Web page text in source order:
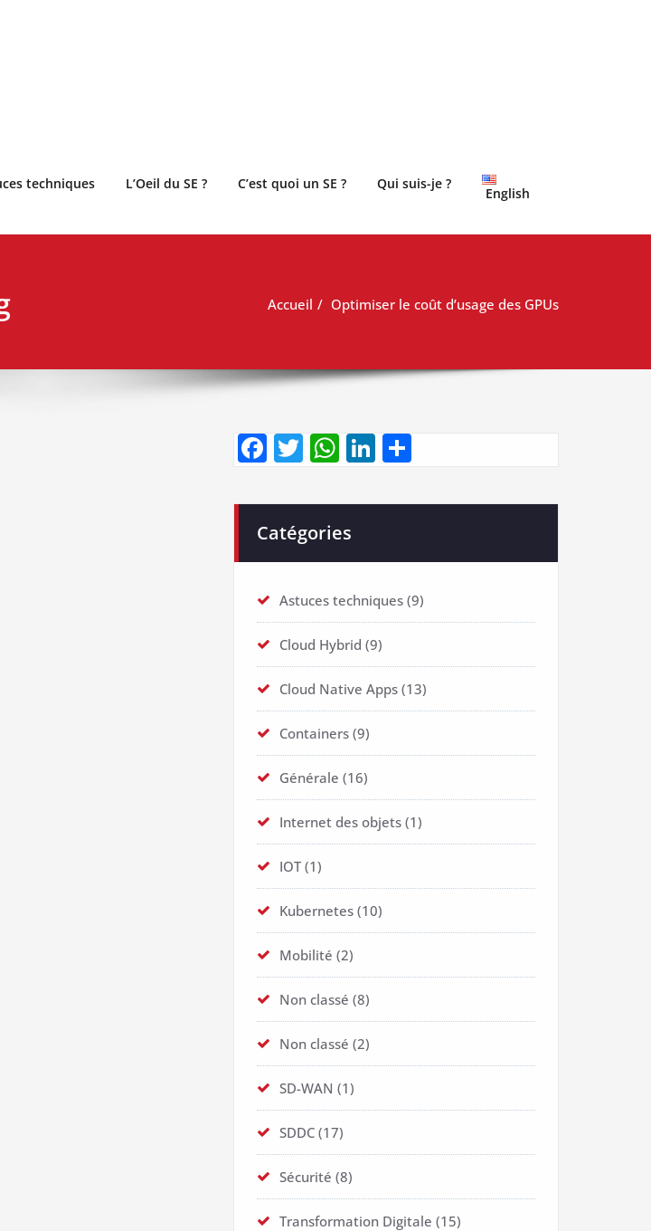
techniques L’Oeil du SE ? C’est quoi un SE ? Qui suis-je ?
English
Accueil Optimiser le coût d’usage des GPUs
Facebook
Twitter
WhatsApp
LinkedIn
Catégories
Astuces techniques (9)
Cloud Hybrid (9)
Cloud Native Apps (13)
Containers (9)
Générale (16)
Internet des objets (1)
IOT(1)
Kubernetes (10)
Mobilité (2)
Non classé (8)
Non classé (2)
SD-WAN (1)
SDDC (17)
Sécurité (8)
Transformation Digitale (15)